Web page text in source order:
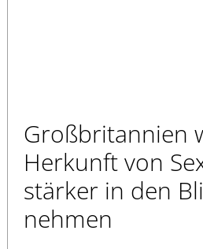
Großbritannien
Herkunft von
stärker in den
nehmen